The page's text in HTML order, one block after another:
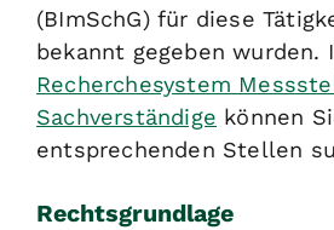
(BImSchG) für diese
bekannt gegeben wurden.
Recherchesystem
Sachverständige können
entsprechenden Stellen
Rechtsgrundlage